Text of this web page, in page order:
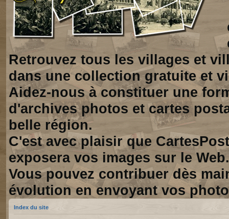
Retrouvez tous les villages et
dans une collection gratuite et
Aidez-nous à constituer une
d'archives photos et cartes
belle région.
C'est avec plaisir que
exposera vos images sur le Web.
Vous pouvez contribuer dès
évolution en envoyant vos
Index du site